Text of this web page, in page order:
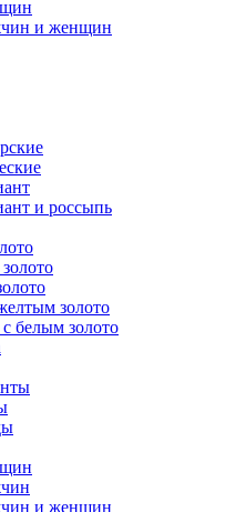
и женщин
и россыпь
золото
белым золото
и женщин